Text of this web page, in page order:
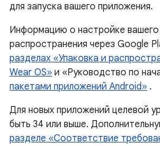
для запуска вашего приложения.
Информацию о настройке вашего
распространения через Google
разделах «Упаковка и
Wear OS» и «Руководство по
пакетами приложений Android» .
Для новых приложений целевой
быть 34 или выше.
разделе «Соответствие